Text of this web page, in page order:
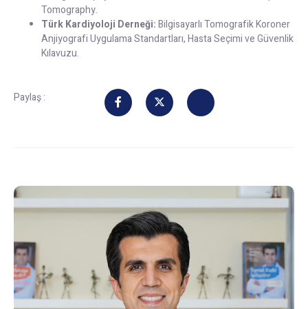
Tomography.
Türk Kardiyoloji Derneği:Bilgisayarlı Tomografik Koroner
Anjiyografi Uygulama Standartları, Hasta Seçimi ve Güvenlik
Kılavuzu.
Paylaş :